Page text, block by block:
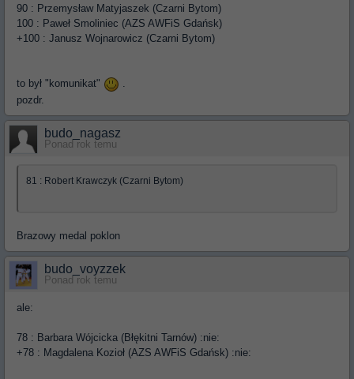
90 : Przemysław Matyjaszek (Czarni Bytom)
100 : Paweł Smoliniec (AZS AWFiS Gdańsk)
+100 : Janusz Wojnarowicz (Czarni Bytom)
to był "komunikat"
.
pozdr.
budo_nagasz
Ponad rok temu
81 : Robert Krawczyk (Czarni Bytom)
Brazowy medal poklon
budo_voyzzek
Ponad rok temu
ale:
78 : Barbara Wójcicka (Błękitni Tarnów) :nie:
+78 : Magdalena Kozioł (AZS AWFiS Gdańsk) :nie: